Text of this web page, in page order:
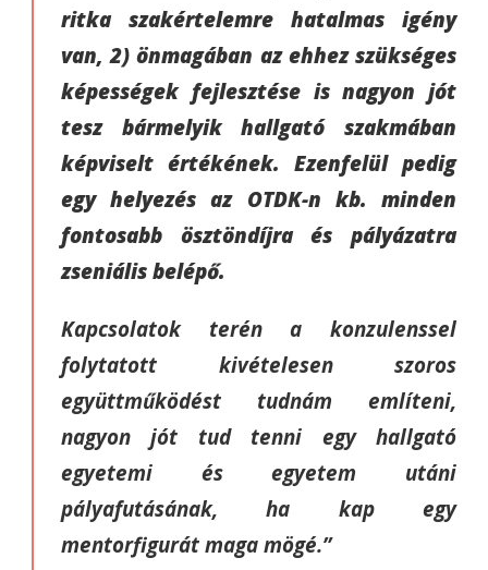
ritka szakértelemre hatalmas igény
van, 2) önmagában az ehhez szükséges
képességek fejlesztése is nagyon jót
tesz bármelyik hallgató szakmában
képviselt értékének. Ezenfelül pedig
egy helyezés az OTDK-n kb. minden
fontosabb ösztöndíjra és pályázatra
zseniális belépő.
Kapcsolatok terén a konzulenssel
folytatott kivételesen szoros
együttműködést tudnám említeni,
nagyon jót tud tenni egy hallgató
egyetemi és egyetem utáni
pályafutásának, ha kap egy
mentorfigurát maga mögé.”